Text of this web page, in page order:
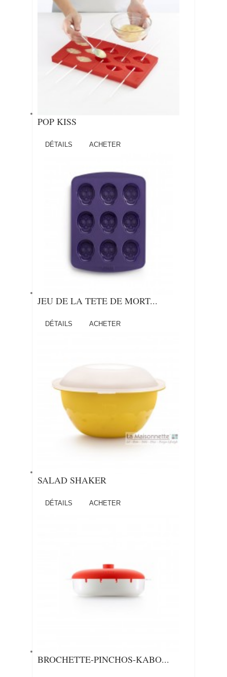
POP KISS
DÉTAILS ACHETER
JEU DE LA TETE DE MORT...
DÉTAILS ACHETER
SALAD SHAKER
DÉTAILS ACHETER
BROCHETTE-PINCHOS-KABO...